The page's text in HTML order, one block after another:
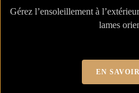
Gérez l’ensoleillement à
lames
EN